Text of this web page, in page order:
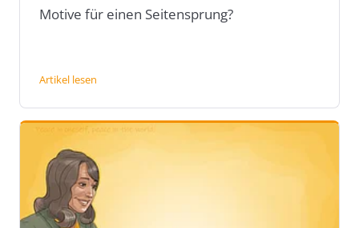
Motive für einen Seitensprung?
Artikel lesen